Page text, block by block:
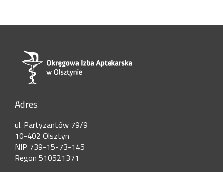
Adres
ul. Partyzantów 79/9
10-402 Olsztyn
NIP 739-15-73-145
Regon 510521371